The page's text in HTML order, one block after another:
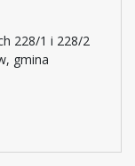
228/1 i 228/2
gmina